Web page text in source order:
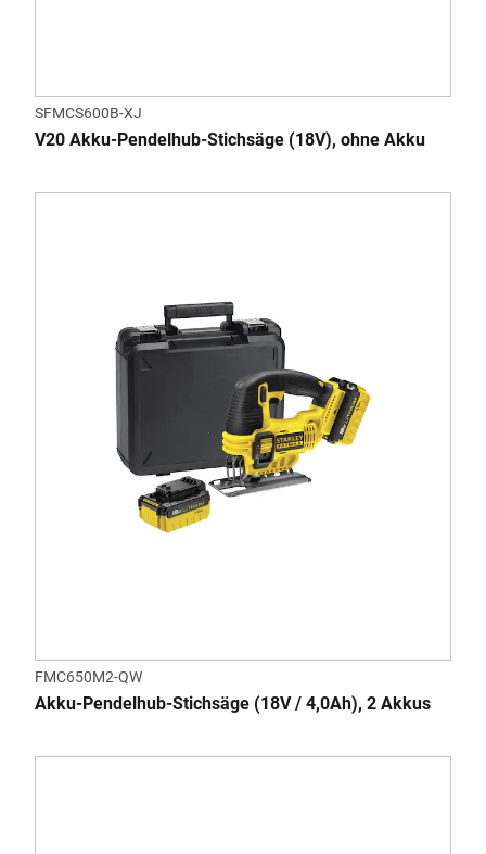
SFMCS600B-XJ
V20 Akku-Pendelhub-Stichsäge (18V), ohne Akku
FMC650M2-QW
Akku-Pendelhub-Stichsäge (18V / 4,0Ah), 2 Akkus